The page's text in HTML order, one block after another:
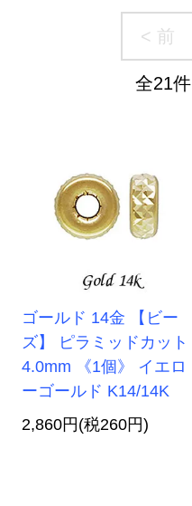
< 前
全21件
ゴールド 14金 【ビー
ズ】 ピラミッドカット
4.0mm 《1個》 イエロ
ーゴールド K14/14K
2,860円(税260円)